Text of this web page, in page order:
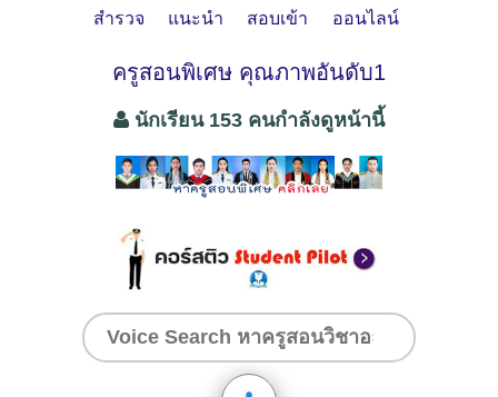
สำรวจ แนะนำ สอบเข้า ออนไลน์
ครูสอนพิเศษ คุณภาพอันดับ1
นักเรียน 153 คนกำลังดูหน้านี้